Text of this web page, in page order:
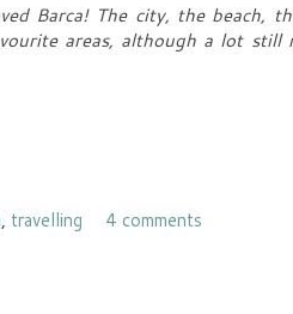
Barca! The city, the beach,
areas, although a lot
, travelling 4 comments